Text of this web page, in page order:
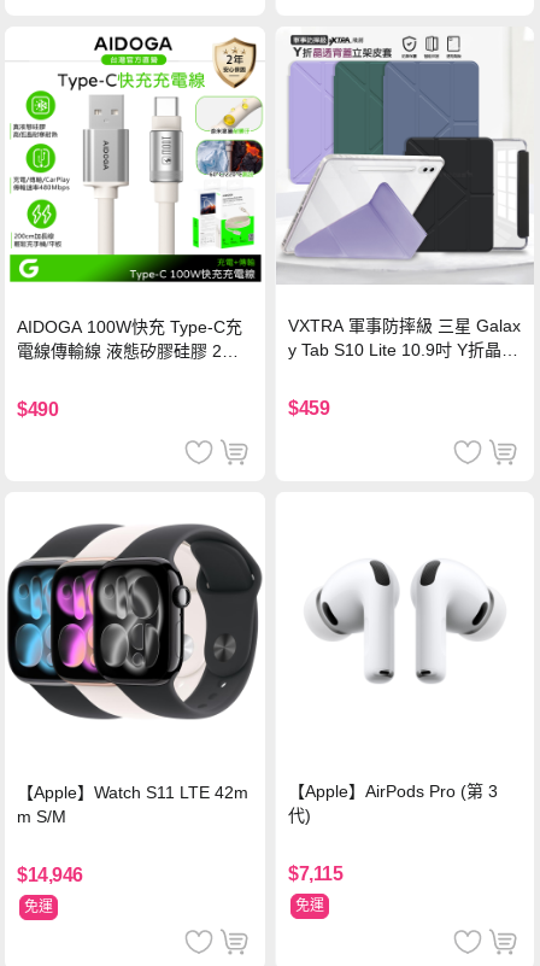
AIDOGA 100W快充 Type-C充
電線傳輸線 液態矽膠硅膠 2M
$490
VXTRA 軍事防摔級 三星 Galax
y Tab S10 Lite 10.9吋 Y折晶透
$459
【Apple】Watch S11 LTE 42m
m S/M
$14,946
免運
【Apple】AirPods Pro (第 3
代)
$7,115
免運